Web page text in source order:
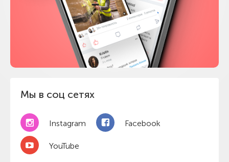
Мы в соц сетях
Instagram Facebook
YouTube